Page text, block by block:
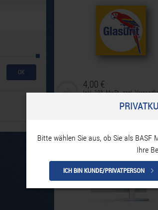
Bitte wählen Sie aus, ob Sie als
Ihre
ICH BIN KUNDE/PRIVATPERSON
4,00 €
Inkl. 19% MwSt.,zzgl.